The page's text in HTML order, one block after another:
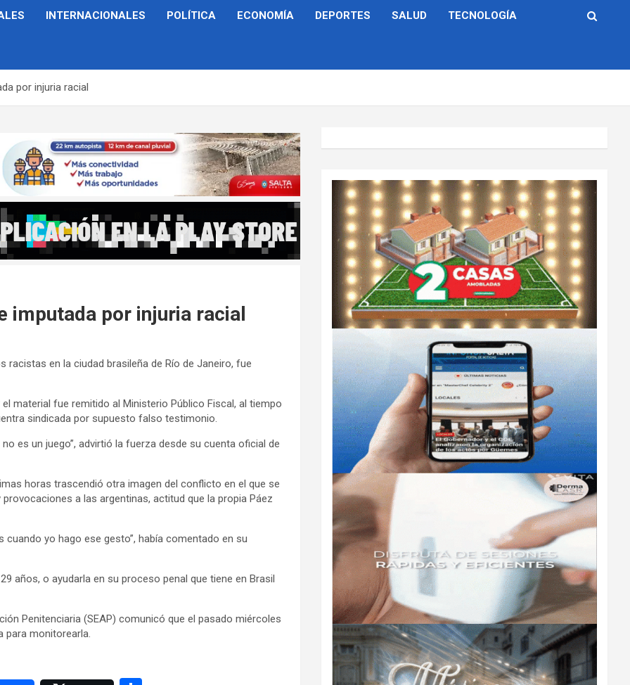
INTERNACIONALES POLÍTICA ECONOMÍA DEPORTES SALUD TECNOLOGÍA
por injuria racial
imputada por injuria racial
en la ciudad brasileña de Río de Janeiro, fue
material fue remitido al Ministerio Público Fiscal, al tiempo
sindicada por supuesto falso testimonio.
es un juego”, advirtió la fuerza desde su cuenta oficial de
horas trascendió otra imagen del conflicto en el que se
a las argentinas, actitud que la propia Páez
cuando yo hago ese gesto”, había comentado en su
años, o ayudarla en su proceso penal que tiene en Brasil
Penitenciaria (SEAP) comunicó que el pasado miércoles
para monitorearla.